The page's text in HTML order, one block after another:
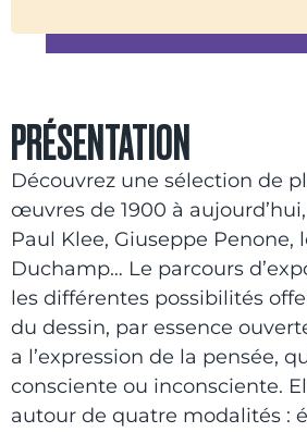
PRÉSENTATION
Découvrez une sélection de
œuvres de 1900 à
Paul Klee, Giuseppe Penone,
Duchamp… Le parcours
les différentes possibilités
du dessin, par essence
a l’expression de la pensée,
consciente ou inconsciente.
autour de quatre modalités :